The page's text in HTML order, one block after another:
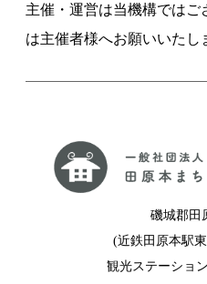
主催・運営は当機構では
は主催者様へお願いいたし
磯城郡田
(近鉄田原本駅
観光ステーショ